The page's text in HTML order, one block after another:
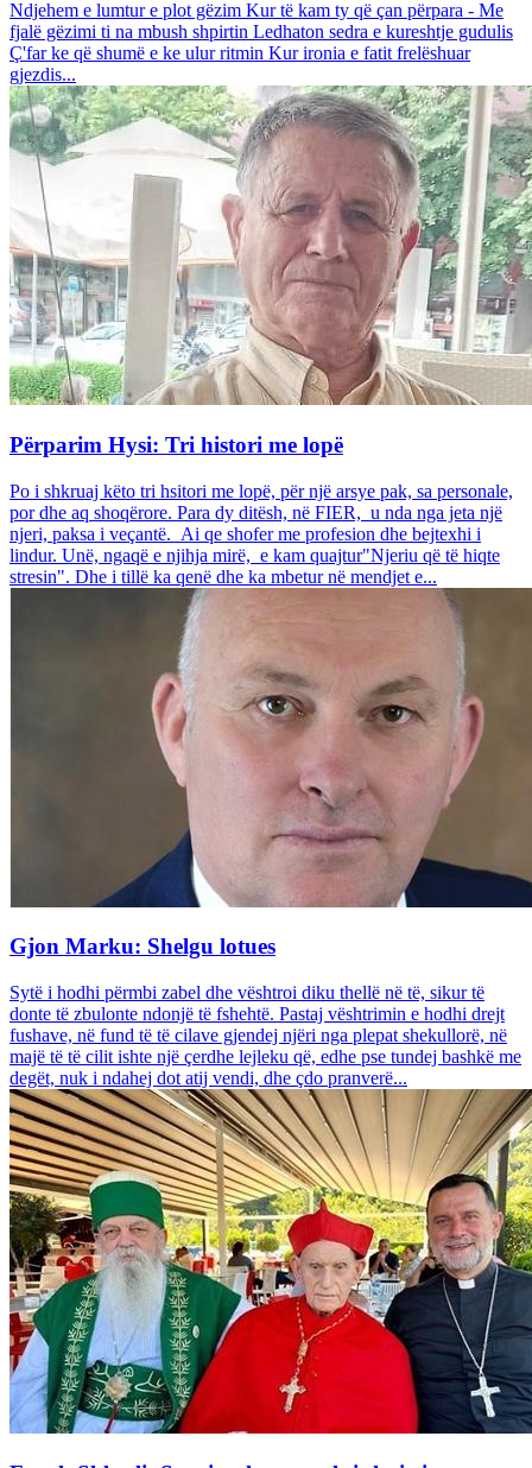
Ndjehem e lumtur e plot gëzim Kur të kam ty që çan përpara - Me
fjalë gëzimi ti na mbush shpirtin Ledhaton sedra e kureshtje gudulis
Ç'far ke që shumë e ke ulur ritmin Kur ironia e fatit frelëshuar
gjezdis...
Përparim Hysi: Tri histori me lopë
Po i shkruaj këto tri hsitori me lopë, për një arsye pak, sa personale,
por dhe aq shoqërore. Para dy ditësh, në FIER, u nda nga jeta një
njeri, paksa i veçantë. Ai qe shofer me profesion dhe bejtexhi i
lindur. Unë, ngaqë e njihja mirë, e kam quajtur"Njeriu që të hiqte
stresin". Dhe i tillë ka qenë dhe ka mbetur në mendjet e...
Gjon Marku: Shelgu lotues
Sytë i hodhi përmbi zabel dhe vështroi diku thellë në të, sikur të
donte të zbulonte ndonjë të fshehtë. Pastaj vështrimin e hodhi drejt
fushave, në fund të të cilave gjendej njëri nga plepat shekullorë, në
majë të të cilit ishte një çerdhe lejleku që, edhe pse tundej bashkë me
degët, nuk i ndahej dot atij vendi, dhe çdo pranverë...